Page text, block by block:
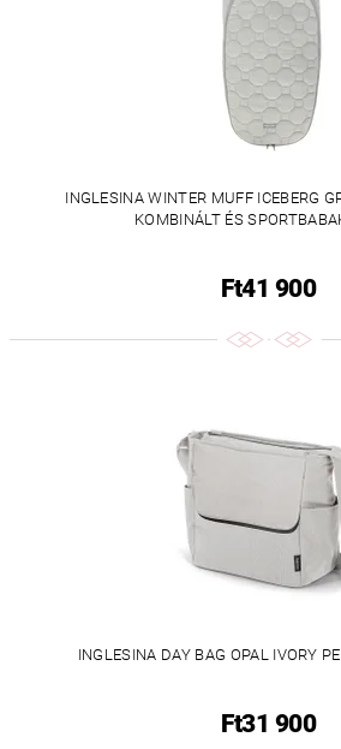
INGLESINA WINTER MUFF ICEBERG
KOMBINÁLT ÉS
Ft41 900
INGLESINA DAY BAG OPAL IVORY
Ft31 900